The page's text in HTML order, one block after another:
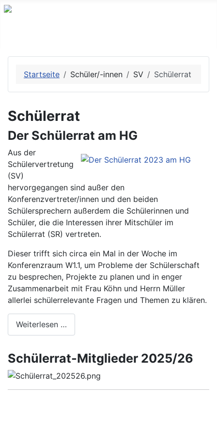
Startseite Schüler/-innen SV Schülerrat
Schülerrat
Der Schülerrat am HG
Aus der
Schülervertretung
(SV)
hervorgegangen sind außer den
Konferenzvertreter/innen und den beiden
Schülersprechern außerdem die Schülerinnen und
Schüler, die die Interessen ihrer Mitschüler im
Schülerrat (SR) vertreten.
Dieser trifft sich circa ein Mal in der Woche im
Konferenzraum W1.1, um Probleme der Schülerschaft
zu besprechen, Projekte zu planen und in enger
Zusammenarbeit mit Frau Köhn und Herrn Müller
allerlei schülerrelevante Fragen und Themen zu klären.
Weiterlesen …
Schülerrat-Mitglieder 2025/26